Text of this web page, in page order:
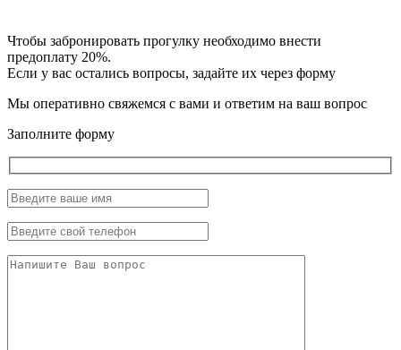
Чтобы забронировать прогулку необходимо внести
предоплату 20%.
Если у вас остались вопросы, задайте их через форму
Мы оперативно свяжемся с вами и ответим на ваш вопрос
Заполните форму